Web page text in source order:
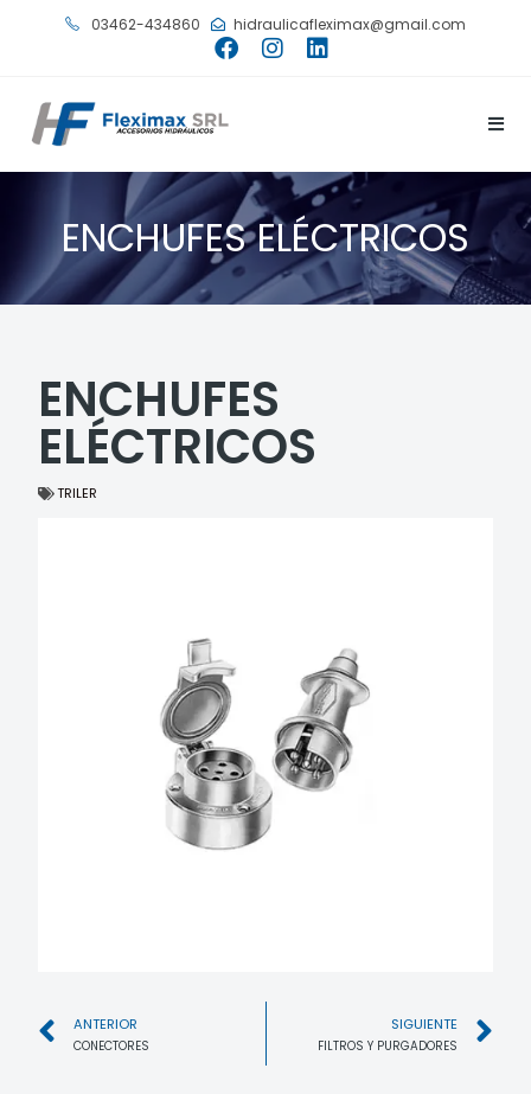
03462-434860 hidraulicafleximax@gmail.com
ENCHUFES ELÉCTRICOS
ENCHUFES
ELÉCTRICOS
TRILER
ANTERIOR
CONECTORES
SIGUIENTE
FILTROS Y PURGADORES